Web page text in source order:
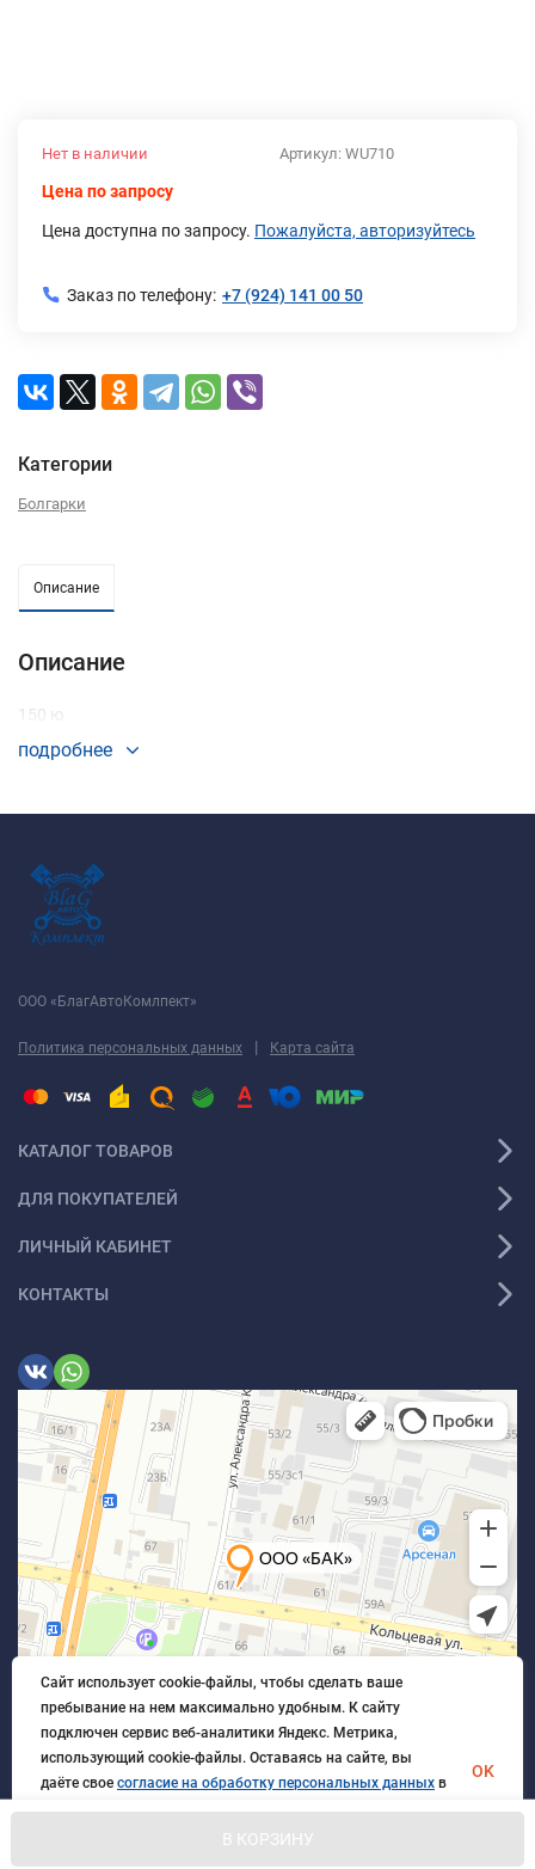
Артикул: WU710
Нет в наличии
Цена по запросу
Цена доступна по запросу. Пожалуйста, авторизуйтесь
В КОРЗИНУ
Заказ по телефону: +7 (924) 141 00 50
Категории
Болгарки
Описание
Описание
150 ю
подробнее
ООО «БлагАвтоКомлпект»
Политика персональных данных | Карта сайта
КАТАЛОГ ТОВАРОВ
ДЛЯ ПОКУПАТЕЛЕЙ
ЛИЧНЫЙ КАБИНЕТ
КОНТАКТЫ
© 2026 БлагАвтоКомплект. Все права защищены
Сайт использует cookie-файлы, чтобы сделать ваше
пребывание на нем максимально удобным. К cайту
подключен сервис веб-аналитики Яндекс. Метрика,
использующий cookie-файлы. Оставаясь на сайте, вы
даёте свое согласие на обработку персональных данных в
порядке, указанном вПолитике обработки персональных
OK